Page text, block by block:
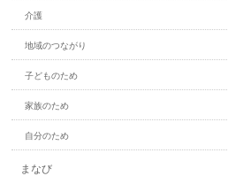
介護
地域のつながり
子どものため
家族のため
自分のため
まなび